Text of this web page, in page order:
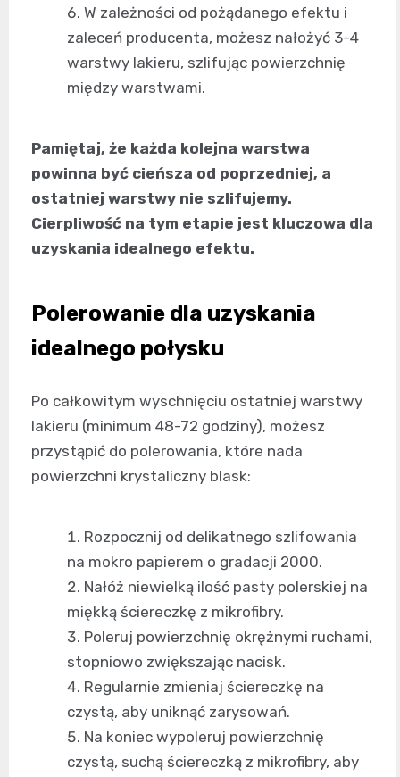
W zależności od pożądanego efektu i
zaleceń producenta, możesz nałożyć 3-4
warstwy lakieru, szlifując powierzchnię
między warstwami.
Pamiętaj, że każda kolejna warstwa
powinna być cieńsza od poprzedniej, a
ostatniej warstwy nie szlifujemy.
Cierpliwość na tym etapie jest kluczowa dla
uzyskania idealnego efektu.
Polerowanie dla uzyskania
idealnego połysku
Po całkowitym wyschnięciu ostatniej warstwy
lakieru (minimum 48-72 godziny), możesz
przystąpić do polerowania, które nada
powierzchni krystaliczny blask:
Rozpocznij od delikatnego szlifowania
na mokro papierem o gradacji 2000.
Nałóż niewielką ilość pasty polerskiej na
miękką ściereczkę z mikrofibry.
Poleruj powierzchnię okrężnymi ruchami,
stopniowo zwiększając nacisk.
Regularnie zmieniaj ściereczkę na
czystą, aby uniknąć zarysowań.
Na koniec wypoleruj powierzchnię
czystą, suchą ściereczką z mikrofibry, aby